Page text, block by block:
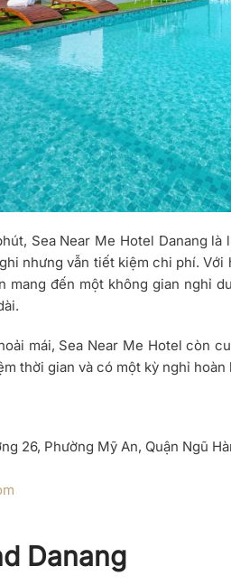
Sea Near Me Hotel Danang
nhưng vẫn tiết kiệm chi phí.
mang đến một không gian nghỉ
mái, Sea Near Me Hotel còn
thời gian và có một kỳ nghỉ hoàn
26, Phường Mỹ An, Quận Ngũ
Danang